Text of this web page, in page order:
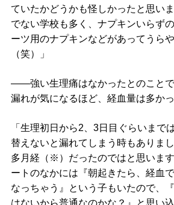
ていたかどうかも怪しかったと思い
でない学校も多く、ナプキンいらず
ーツ用のナプキンなどがあってうら
（笑）」
――強い生理痛はなかったとのこと
漏れが気になるほど、経血量は多か
「生理初日から2、3日目ぐらいまで
替えないと漏れてしまう時もありま
多月経（※）だったのではと思いま
ートのなかには『朝起きたら、経血
なっちゃう』という子もいたので、
はないから普通なのかな？』と思い